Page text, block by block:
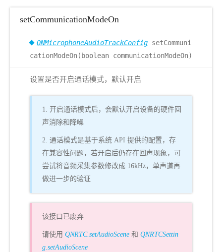
setCommunicationModeOn
QNMicrophoneAudioTrackConfig setCommuni
cationModeOn(boolean communicationModeOn)
设置是否开启通话模式，默认开启
1. 开启通话模式后，会默认开启设备的硬件回
声消除和降噪
2. 通话模式是基于系统 API 提供的配置，存
在兼容性问题，若开启后仍存在回声现象，可
尝试将音频采集参数修改成 16kHz，单声道再
做进一步的验证
该接口已废弃
请使用 QNRTC.setAudioScene 和 QNRTCSettin
g.setAudioScene